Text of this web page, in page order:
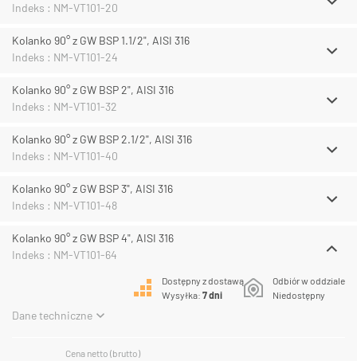
Indeks : NM-VT101-20
Kolanko 90° z GW BSP 1.1/2", AISI 316
Indeks : NM-VT101-24
Kolanko 90° z GW BSP 2", AISI 316
Indeks : NM-VT101-32
Kolanko 90° z GW BSP 2.1/2", AISI 316
Indeks : NM-VT101-40
Kolanko 90° z GW BSP 3", AISI 316
Indeks : NM-VT101-48
Kolanko 90° z GW BSP 4", AISI 316
Indeks : NM-VT101-64
Dostępny z dostawą
Wysyłka: 7 dni
Odbiór w oddziale
Niedostępny
Dane techniczne
Cena netto (brutto)